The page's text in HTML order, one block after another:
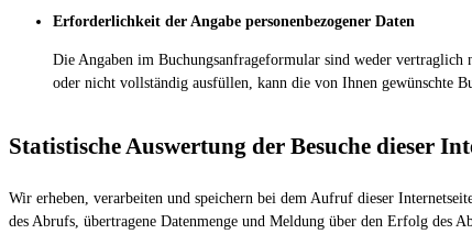
Erforderlichkeit der Angabe personenbezogener Daten
Die Angaben im Buchungsanfrageformular sind weder
oder nicht vollständig ausfüllen, kann die von Ihnen gewünschte
Statistische Auswertung der Besuche dieser
Wir erheben, verarbeiten und speichern bei dem Aufruf dieser
des Abrufs, übertragene Datenmenge und Meldung über den Erfolg des